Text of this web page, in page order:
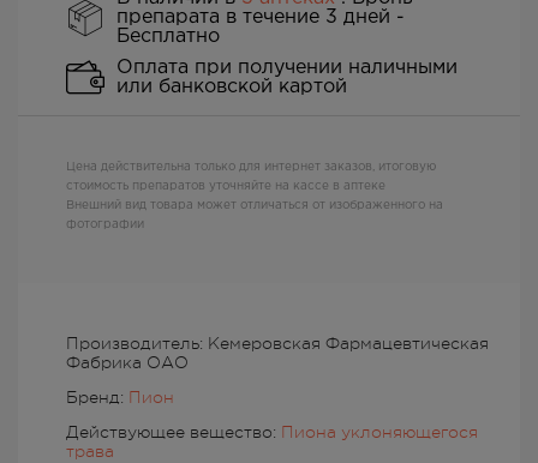
Производитель: Кемеровская Фармацевтическая
Фабрика ОАО
Бренд: Пион
Действующее вещество: Пиона уклоняющегося
трава
препарата в течение 3 дней -
Бесплатно
Оплата при получении наличными
или банковской картой
Цена действительна только для интернет заказов, итоговую
стоимость препаратов уточняйте на кассе в аптеке
Внешний вид товара может отличаться от изображенного на
фотографии